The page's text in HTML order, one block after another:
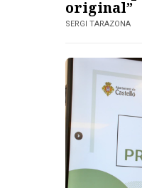
original”
SERGI TARAZONA